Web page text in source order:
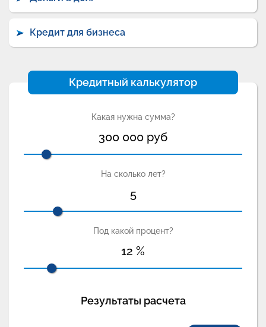
Кредит для бизнеса
Кредитный калькулятор
Какая нужна сумма?
300 000 руб
На сколько лет?
5
Под какой процент?
12 %
Результаты расчета